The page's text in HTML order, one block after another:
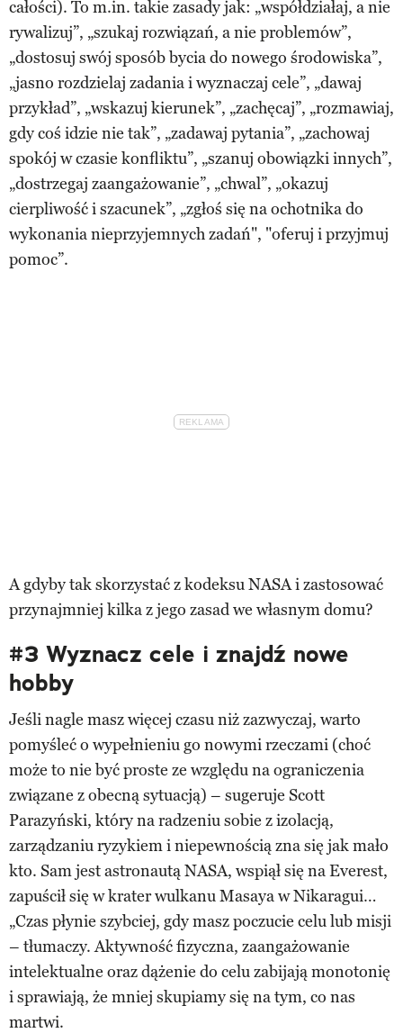
całości). To m.in. takie zasady jak: „współdziałaj, a nie
rywalizuj”, „szukaj rozwiązań, a nie problemów”,
„dostosuj swój sposób bycia do nowego środowiska”,
„jasno rozdzielaj zadania i wyznaczaj cele”, „dawaj
przykład”, „wskazuj kierunek”, „zachęcaj”, „rozmawiaj,
gdy coś idzie nie tak”, „zadawaj pytania”, „zachowaj
spokój w czasie konfliktu”, „szanuj obowiązki innych”,
„dostrzegaj zaangażowanie”, „chwal”, „okazuj
cierpliwość i szacunek”, „zgłoś się na ochotnika do
wykonania nieprzyjemnych zadań", "oferuj i przyjmuj
pomoc”.
A gdyby tak skorzystać z kodeksu NASA i zastosować
przynajmniej kilka z jego zasad we własnym domu?
#3 Wyznacz cele i znajdź nowe
hobby
Jeśli nagle masz więcej czasu niż zazwyczaj, warto
pomyśleć o wypełnieniu go nowymi rzeczami (choć
może to nie być proste ze względu na ograniczenia
związane z obecną sytuacją) – sugeruje Scott
Parazyński, który na radzeniu sobie z izolacją,
zarządzaniu ryzykiem i niepewnością zna się jak mało
kto. Sam jest astronautą NASA, wspiął się na Everest,
zapuścił się w krater wulkanu Masaya w Nikaragui…
„Czas płynie szybciej, gdy masz poczucie celu lub misji
– tłumaczy. Aktywność fizyczna, zaangażowanie
intelektualne oraz dążenie do celu zabijają monotonię
i sprawiają, że mniej skupiamy się na tym, co nas
martwi.